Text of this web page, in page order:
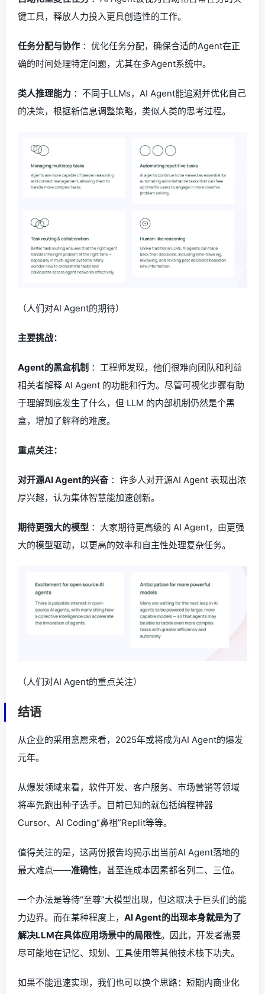
键工具，释放人力投入更具创造性的工作。
任务分配与协作 ：优化任务分配，确保合适的Agent在正
确的时间处理特定问题，尤其在多Agent系统中。
类人推理能力 ：不同于LLMs，AI Agent能追溯并优化自己
的决策，根据新信息调整策略，类似人类的思考过程。
（人们对AI Agent的期待）
主要挑战：
Agent的黑盒机制 ：工程师发现，他们很难向团队和利益
相关者解释 AI Agent 的功能和行为。尽管可视化步骤有助
于理解到底发生了什么，但 LLM 的内部机制仍然是个黑
盒，增加了解释的难度。
重点关注：
对开源AI Agent的兴奋 ：许多人对开源AI Agent 表现出浓
厚兴趣，认为集体智慧能加速创新。
期待更强大的模型 ：大家期待更高级的 AI Agent，由更强
大的模型驱动，以更高的效率和自主性处理复杂任务。
（人们对AI Agent的重点关注）
结语
从企业的采用意愿来看，2025年或将成为AI Agent的爆发
元年。
从爆发领域来看，软件开发、客户服务、市场营销等领域
将率先跑出种子选手。目前已知的就包括编程神器
Cursor、AI Coding“鼻祖”Replit等等。
值得关注的是，这两份报告均揭示出当前AI Agent落地的
最大难点——准确性，甚至连成本因素都名列二、三位。
一个办法是等待“至尊”大模型出现，但这取决于巨头们的能
力边界。而在某种程度上，‌ AI Agent的出现本身就是为了
解决LLM在具体应用场景中的局限性。因此，开发者需要
尽可能地在记忆、规划、工具使用等其他技术栈下功夫。
如果不能迅速实现，我们也可以换个思路：短期内商业化